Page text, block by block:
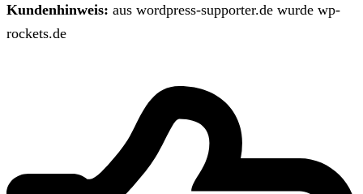
Kundenhinweis: aus wordpress-supporter.de wurde wp-
rockets.de